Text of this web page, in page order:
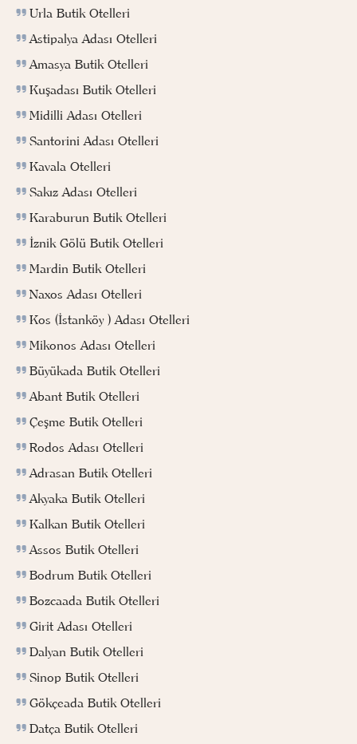
Urla Butik Otelleri
Astipalya Adası Otelleri
Amasya Butik Otelleri
Kuşadası Butik Otelleri
Midilli Adası Otelleri
Santorini Adası Otelleri
Kavala Otelleri
Sakız Adası Otelleri
Karaburun Butik Otelleri
İznik Gölü Butik Otelleri
Mardin Butik Otelleri
Naxos Adası Otelleri
Kos (İstanköy ) Adası Otelleri
Mikonos Adası Otelleri
Büyükada Butik Otelleri
Abant Butik Otelleri
Çeşme Butik Otelleri
Rodos Adası Otelleri
Adrasan Butik Otelleri
Akyaka Butik Otelleri
Kalkan Butik Otelleri
Assos Butik Otelleri
Bodrum Butik Otelleri
Bozcaada Butik Otelleri
Girit Adası Otelleri
Dalyan Butik Otelleri
Sinop Butik Otelleri
Gökçeada Butik Otelleri
Datça Butik Otelleri